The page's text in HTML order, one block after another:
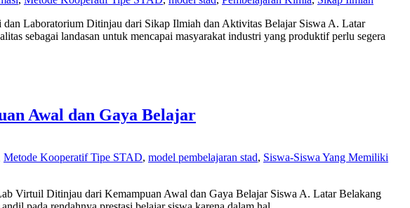
Laboratorium Ditinjau dari Sikap Ilmiah dan Aktivitas Belajar Siswa A. Latar
sebagai landasan untuk mencapai masyarakat industri yang produktif perlu segera
Awal dan Gaya Belajar
Metode Kooperatif Tipe STAD, model pembelajaran stad, Siswa-Siswa Yang Memiliki
Virtuil Ditinjau dari Kemampuan Awal dan Gaya Belajar Siswa A. Latar Belakang